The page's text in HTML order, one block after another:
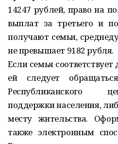
14247 рублей, право на
выплат за третьего и
получают семьи,
не превышает 9182 рубля.
Если семья
ей следует
Республиканского
поддержки населения,
месту жительства.
также электронным